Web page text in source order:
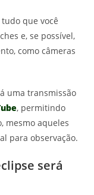
que você
e, se possível,
como câmeras
uma transmissão
, permitindo
mesmo aqueles
para observação.
será